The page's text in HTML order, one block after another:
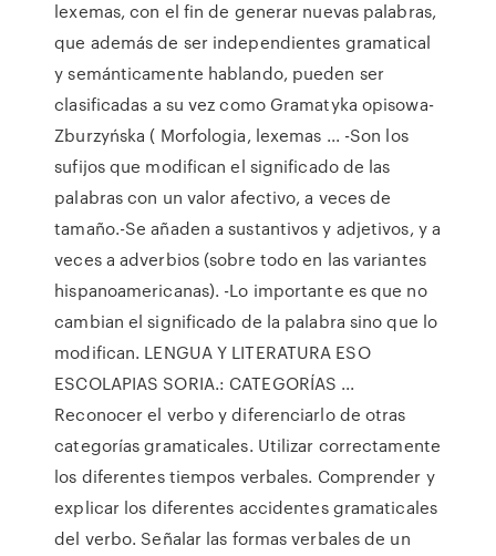
lexemas, con el fin de generar nuevas palabras,
que además de ser independientes gramatical
y semánticamente hablando, pueden ser
clasificadas a su vez como Gramatyka opisowa-
Zburzyńska ( Morfologia, lexemas ... -Son los
sufijos que modifican el significado de las
palabras con un valor afectivo, a veces de
tamaño.-Se añaden a sustantivos y adjetivos, y a
veces a adverbios (sobre todo en las variantes
hispanoamericanas). -Lo importante es que no
cambian el significado de la palabra sino que lo
modifican. LENGUA Y LITERATURA ESO
ESCOLAPIAS SORIA.: CATEGORÍAS ...
Reconocer el verbo y diferenciarlo de otras
categorías gramaticales. Utilizar correctamente
los diferentes tiempos verbales. Comprender y
explicar los diferentes accidentes gramaticales
del verbo. Señalar las formas verbales de un